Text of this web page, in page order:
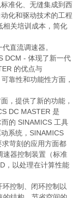
准化、无缝集成到西
化和驱动技术的工程
相关培训成本，简化
直流调速器。
DCM - 体现了新一代
的优点与
靠性和功能性方面，
，提供了新的功能，
DC MASTER 是
的 SINAMICS 工具
系统，SINAMICS
苛刻的应用方面都
速器控制装置（标准
，以处理在计算性能
控制、闭环控制以